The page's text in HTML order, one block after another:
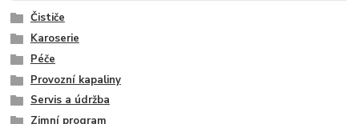
Čističe
Karoserie
Péče
Provozní kapaliny
Servis a údržba
Zimní program